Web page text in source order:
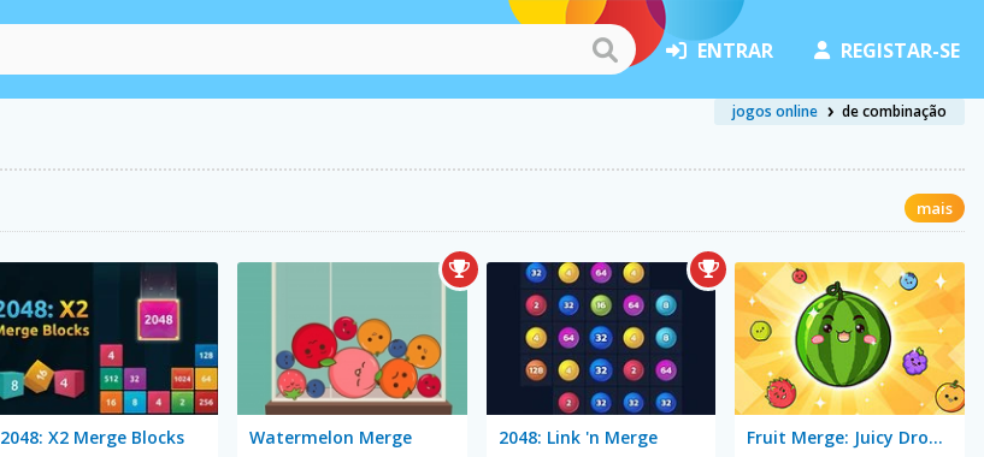
ENTRAR REGISTAR-SE
jogos online de combinação
mais
2048: X2 Merge Blocks Watermelon Merge 2048: Link 'n Merge Fruit Merge: Juicy Drop Game